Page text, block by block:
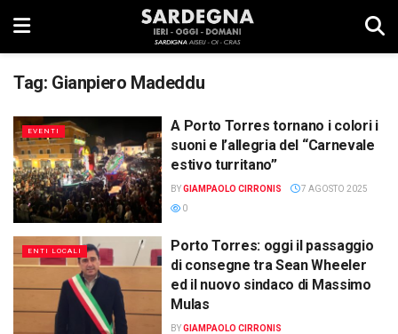
Tag: Gianpiero Madeddu
EVENTI
A Porto Torres tornano i colori i
suoni e l’allegria del “Carnevale
estivo turritano”
BYGIAMPAOLO CIRRONIS
7 AGOSTO 2025
0
ENTI LOCALI
Porto Torres: oggi il passaggio
di consegne tra Sean Wheeler
ed il nuovo sindaco di Massimo
Mulas
BYGIAMPAOLO CIRRONIS